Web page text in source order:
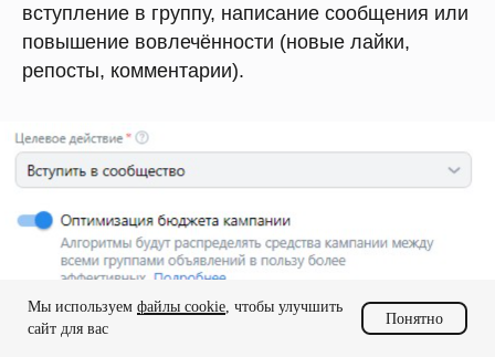
вступление в группу, написание сообщения или
повышение вовлечённости (новые лайки,
репосты, комментарии).
Мы используем файлы cookie, чтобы улучшить
сайт для вас
Понятно